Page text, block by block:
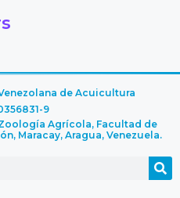
de Acuicultura
9
Agrícola, Facultad de
Maracay, Aragua, Venezuela.